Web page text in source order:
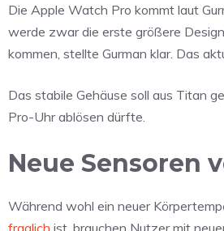
Die Apple Watch Pro kommt laut
werde zwar die erste größere
kommen, stellte Gurman klar. Das
Das stabile Gehäuse soll aus Titan
Pro-Uhr ablösen dürfte.
Neue Sensoren
Während wohl ein neuer
fraglich ist, brauchen Nutzer mit